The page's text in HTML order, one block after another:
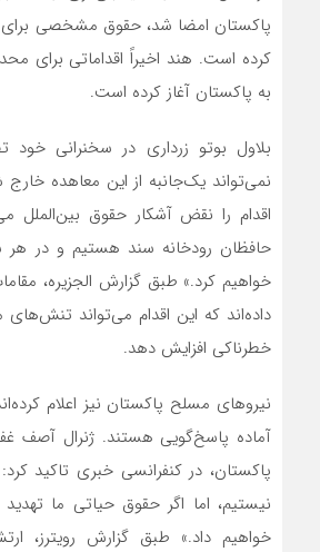
پاکستان امضا شد، حقوق مشخصی
کرده است. هند اخیراً اقداماتی برای
به پاکستان آغاز کرده است.
بلاول بوتو زرداری در سخنرانی
نمی‌تواند یک‌جانبه از این معاهده
اقدام را نقض آشکار حقوق بین‌الملل
حافظان رودخانه سند هستیم و در هر
خواهیم کرد.» طبق گزارش الجزیره،
داده‌اند که این اقدام می‌تواند
خطرناکی افزایش دهد.
نیروهای مسلح پاکستان نیز اعلام
آماده پاسخ‌گویی هستند. ژنرال آصف
پاکستان، در کنفرانسی خبری تاکید
نیستیم، اما اگر حقوق حیاتی ما
خواهیم داد.» طبق گزارش رویترز،